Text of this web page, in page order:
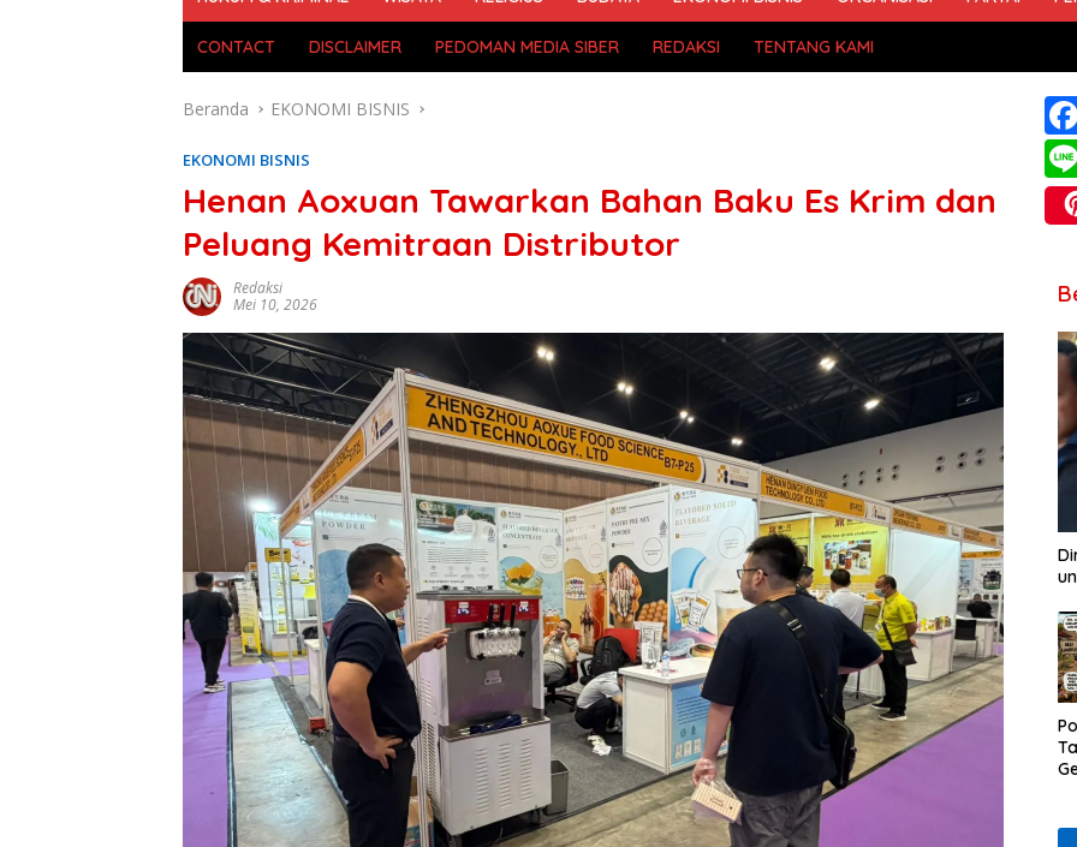
CONTACT DISCLAIMER PEDOMAN MEDIA SIBER REDAKSI TENTANG KAMI
Beranda EKONOMI BISNIS
EKONOMI BISNIS
Henan Aoxuan Tawarkan Bahan Baku Es Krim dan
Peluang Kemitraan Distributor
Redaksi
Mei 10, 2026